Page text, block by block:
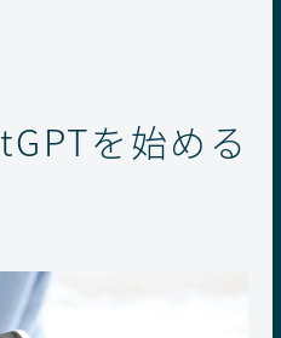
を始める